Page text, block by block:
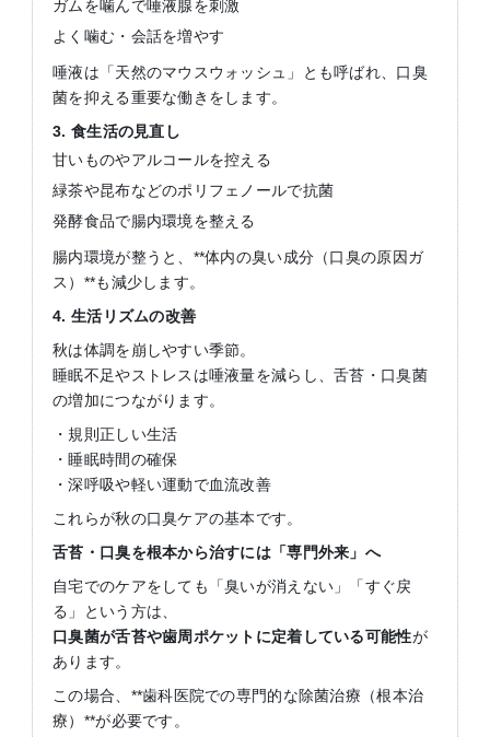
ガムを噛んで唾液腺を刺激
よく噛む・会話を増やす
唾液は「天然のマウスウォッシュ」とも呼ばれ、口臭
菌を抑える重要な働きをします。
3. 食生活の見直し
甘いものやアルコールを控える
緑茶や昆布などのポリフェノールで抗菌
発酵食品で腸内環境を整える
腸内環境が整うと、**体内の臭い成分（口臭の原因ガ
ス）**も減少します。
4. 生活リズムの改善
秋は体調を崩しやすい季節。
睡眠不足やストレスは唾液量を減らし、舌苔・口臭菌
の増加につながります。
・規則正しい生活
・睡眠時間の確保
・深呼吸や軽い運動で血流改善
これらが秋の口臭ケアの基本です。
舌苔・口臭を根本から治すには「専門外来」へ
自宅でのケアをしても「臭いが消えない」「すぐ戻
る」という方は、
口臭菌が舌苔や歯周ポケットに定着している可能性が
あります。
この場合、**歯科医院での専門的な除菌治療（根本治
療）**が必要です。